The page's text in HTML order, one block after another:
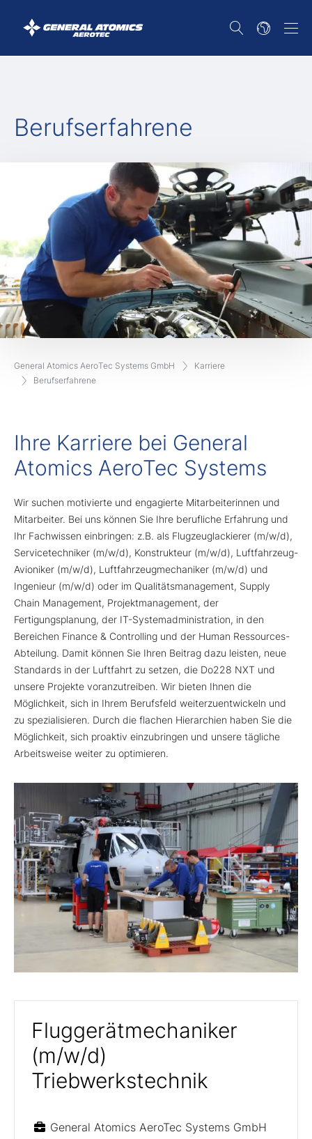
Berufserfahrene
General Atomics AeroTec Systems GmbH
Karriere
Berufserfahrene
Ihre Karriere bei General
Atomics AeroTec Systems
Wir suchen motivierte und engagierte Mitarbeiterinnen und
Mitarbeiter. Bei uns können Sie Ihre berufliche Erfahrung und
Ihr Fachwissen einbringen: z.B. als Flugzeuglackierer (m/w/d),
Servicetechniker (m/w/d), Konstrukteur (m/w/d), Luftfahrzeug-
Avioniker (m/w/d), Luftfahrzeugmechaniker (m/w/d) und
Ingenieur (m/w/d) oder im Qualitätsmanagement, Supply
Chain Management, Projektmanagement, der
Fertigungsplanung, der IT-Systemadministration, in den
Bereichen Finance & Controlling und der Human Ressources-
Abteilung. Damit können Sie Ihren Beitrag dazu leisten, neue
Standards in der Luftfahrt zu setzen, die Do228 NXT und
unsere Projekte voranzutreiben. Wir bieten Ihnen die
Möglichkeit, sich in Ihrem Berufsfeld weiterzuentwickeln und
zu spezialisieren. Durch die flachen Hierarchien haben Sie die
Möglichkeit, sich proaktiv einzubringen und unsere tägliche
Arbeitsweise weiter zu optimieren.
Fluggerätmechaniker
(m/w/d)
Triebwerkstechnik
General Atomics AeroTec Systems GmbH